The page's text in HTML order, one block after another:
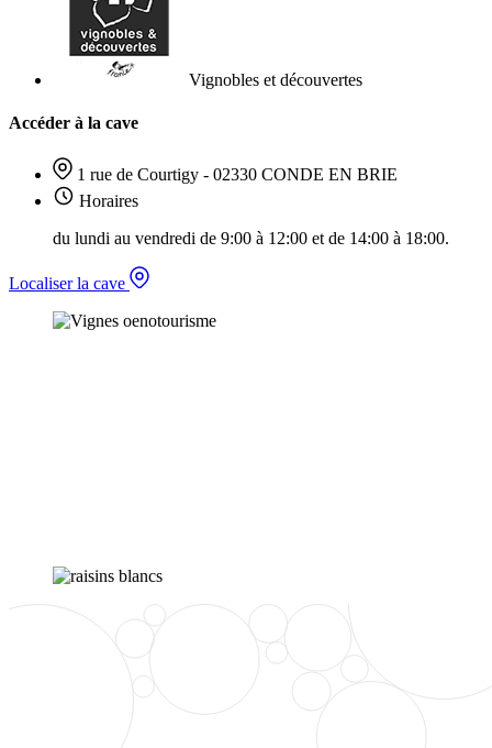
Vignobles et découvertes
Accéder à la cave
1 rue de Courtigy - 02330 CONDE EN BRIE
Horaires
du lundi au vendredi de 9:00 à 12:00 et de 14:00 à 18:00.
Localiser la cave